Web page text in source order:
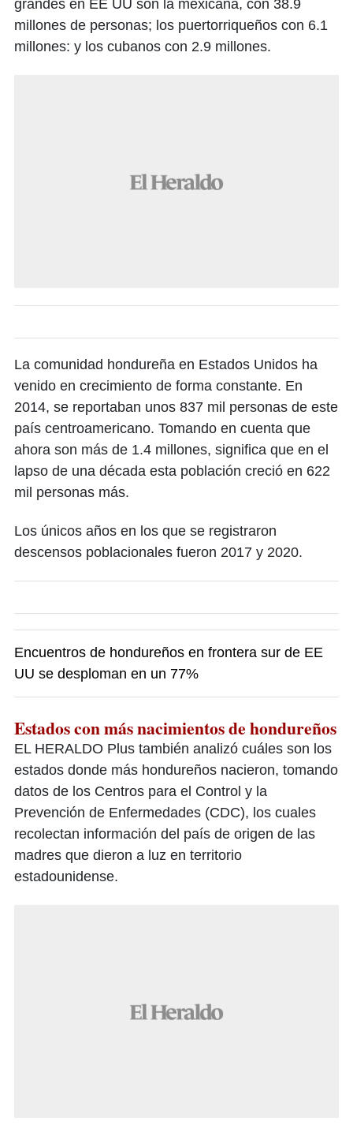
grandes en EE UU son la mexicana, con 38.9
millones de personas; los puertorriqueños con 6.1
millones: y los cubanos con 2.9 millones.
La comunidad hondureña en Estados Unidos ha
venido en crecimiento de forma constante. En
2014, se reportaban unos 837 mil personas de este
país centroamericano. Tomando en cuenta que
ahora son más de 1.4 millones, significa que en el
lapso de una década esta población creció en 622
mil personas más.
Los únicos años en los que se registraron
descensos poblacionales fueron 2017 y 2020.
Encuentros de hondureños en frontera sur de EE
UU se desploman en un 77%
Estados con más nacimientos de hondureños
EL HERALDO Plus también analizó cuáles son los
estados donde más hondureños nacieron, tomando
datos de los Centros para el Control y la
Prevención de Enfermedades (CDC), los cuales
recolectan información del país de origen de las
madres que dieron a luz en territorio
estadounidense.